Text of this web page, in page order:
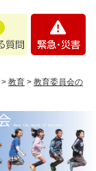
・
> 教育 > 教育委員会の